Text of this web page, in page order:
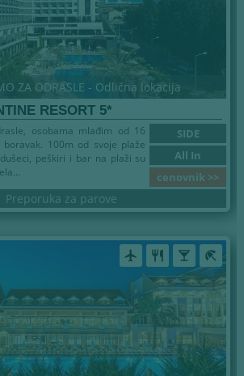
ZA ODRASLE - Odlična lokacija
RESORT 5*
SIDE
All In
cenovnik >>
osobama mlađim od 16
100m od svoje plaže
peškiri i bar na plaži su
Preporuka za parove
airplanemode_active restaurant local_bar beach_access